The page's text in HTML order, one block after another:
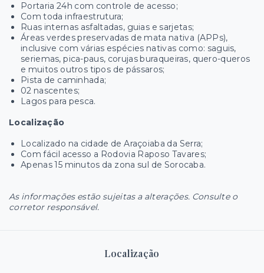
Portaria 24h com controle de acesso;
Com toda infraestrutura;
Ruas internas asfaltadas, guias e sarjetas;
Áreas verdes preservadas de mata nativa (APPs),
inclusive com várias espécies nativas como: saguis,
seriemas, pica-paus, corujas buraqueiras, quero-queros
e muitos outros tipos de pássaros;
Pista de caminhada;
02 nascentes;
Lagos para pesca.
Localização
Localizado na cidade de Araçoiaba da Serra;
Com fácil acesso a Rodovia Raposo Tavares;
Apenas 15 minutos da zona sul de Sorocaba.
As informações estão sujeitas a alterações. Consulte o
corretor responsável.
Localização